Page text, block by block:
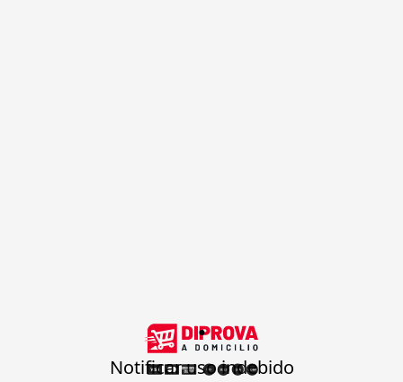
.
Notificar uso indebido